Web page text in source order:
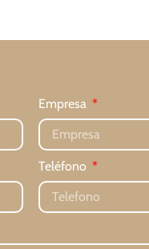
Empresa
Teléfono